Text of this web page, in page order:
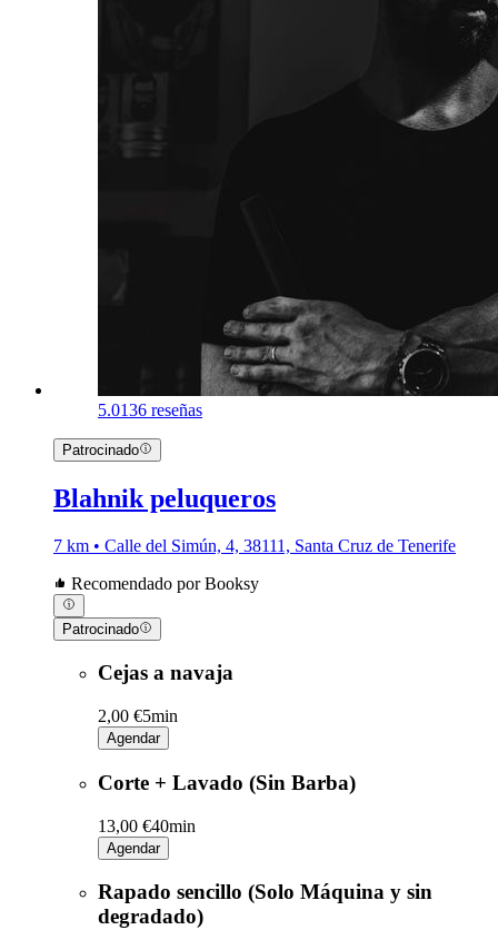
5.0136 reseñas
Patrocinado
Blahnik peluqueros
7 km • Calle del Simún, 4, 38111, Santa Cruz de Tenerife
Recomendado por Booksy
Patrocinado
Cejas a navaja
2,00 €5min
Agendar
Corte + Lavado (Sin Barba)
13,00 €40min
Agendar
Rapado sencillo (Solo Máquina y sin
degradado)